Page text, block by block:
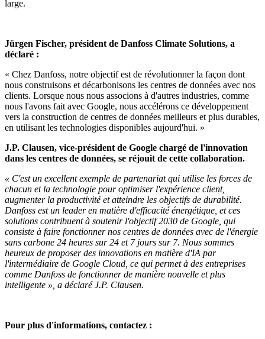
large.
Jürgen Fischer, président de Danfoss Climate Solutions, a
déclaré :
« Chez Danfoss, notre objectif est de révolutionner la façon dont
nous construisons et décarbonisons les centres de données avec nos
clients. Lorsque nous nous associons à d'autres industries, comme
nous l'avons fait avec Google, nous accélérons ce développement
vers la construction de centres de données meilleurs et plus durables,
en utilisant les technologies disponibles aujourd'hui. »
J.P. Clausen, vice-président de Google chargé de l'innovation
dans les centres de données, se réjouit de cette collaboration.
« C'est un excellent exemple de partenariat qui utilise les forces de
chacun et la technologie pour optimiser l'expérience client,
augmenter la productivité et atteindre les objectifs de durabilité.
Danfoss est un leader en matière d'efficacité énergétique, et ces
solutions contribuent à soutenir l'objectif 2030 de Google, qui
consiste à faire fonctionner nos centres de données avec de l'énergie
sans carbone 24 heures sur 24 et 7 jours sur 7. Nous sommes
heureux de proposer des innovations en matière d'IA par
l'intermédiaire de Google Cloud, ce qui permet à des entreprises
comme Danfoss de fonctionner de manière nouvelle et plus
intelligente », a déclaré J.P. Clausen.
Pour plus d'informations, contactez :